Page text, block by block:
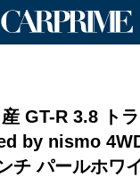
GT-R 3.8 ト
by nismo
チ パールホワ